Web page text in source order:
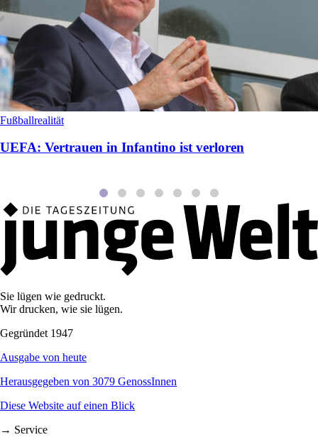
Fußballrealität
UEFA: Vertrauen in Infantino ist verloren
Sie lügen wie gedruckt.
Wir drucken, wie sie lügen.
Gegründet 1947
Ausgabe von heute
Herausgegeben von 3079 GenossInnen
Diese Website auf einen Blick
→ Service